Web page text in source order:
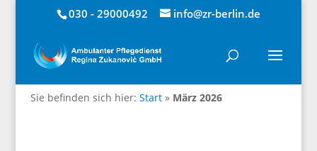
030 - 29000492 info@zr-berlin.de
Sie befinden sich hier: Start» März 2026